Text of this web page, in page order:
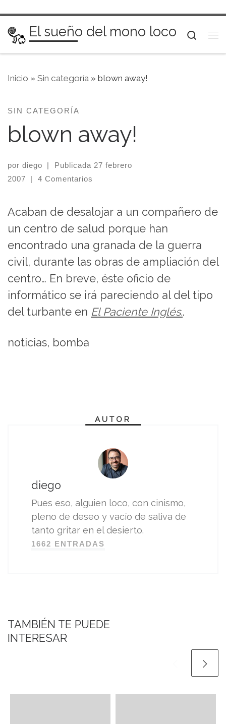
Saltar al contenido
El sueño del mono loco
Inicio » Sin categoría » blown away!
SIN CATEGORÍA
blown away!
por diego | Publicada 27 febrero
2007
| 4 Comentarios
Acaban de desalojar a un compañero de
un centro de salud porque han
encontrado una granada de la guerra
civil, durante las obras de ampliación del
centro… En breve, éste oficio de
informático se irá pareciendo al del tipo
del turbante en El Paciente Inglés..
noticias, bomba
AUTOR
diego
Pues eso, alguien loco, con cinismo,
pleno de deseo y vacío de saliva de
tanto gritar en el desierto.
1662 ENTRADAS
TAMBIÉN TE PUEDE
INTERESAR